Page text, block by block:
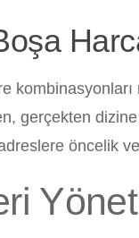
gerçekten
öncelik